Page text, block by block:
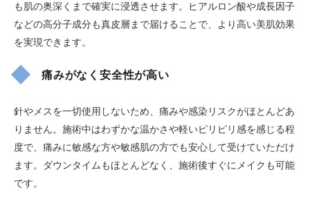
も肌の奥深くまで確実に浸透させます。ヒアルロン酸や成長因子
などの高分子成分も真皮層まで届けることで、より高い美肌効果
を実現できます。
痛みがなく安全性が高い
針やメスを一切使用しないため、痛みや感染リスクがほとんどあ
りません。施術中はわずかな温かさや軽いピリピリ感を感じる程
度で、痛みに敏感な方や敏感肌の方でも安心して受けていただけ
ます。ダウンタイムもほとんどなく、施術後すぐにメイクも可能
です。